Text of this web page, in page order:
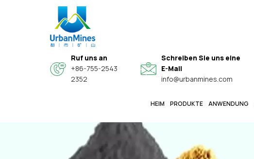
Ruf uns an
+86-755-2543
2352
Schreiben Sie uns eine
E-Mail
info@urbanmines.com
HEIM PRODUKTE ANWENDUNG